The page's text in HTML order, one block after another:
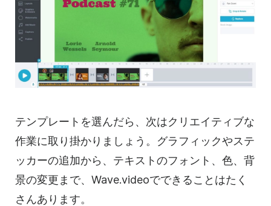
テンプレートを選んだら、次はクリエイティブな
作業に取り掛かりましょう。グラフィックやステ
ッカーの追加から、テキストのフォント、色、背
景の変更まで、Wave.videoでできることはたく
さんあります。